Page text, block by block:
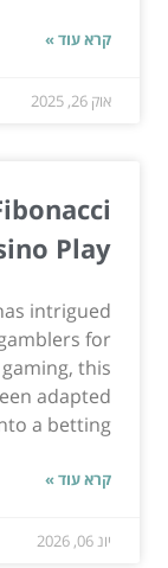
קרא עוד »
אוק 26, 2025
Play
intrigued
for
this
adapted
a betting...
קרא עוד »
יונ 06, 2026